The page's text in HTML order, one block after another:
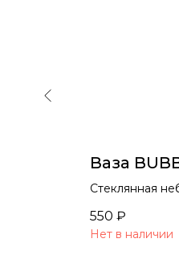
Ваза
Стеклянная
550 ₽
Нет в наличии